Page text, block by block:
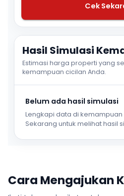
Cek
Hasil Simulasi
Estimasi harga properti yang
kemampuan cicilan Anda.
Belum ada hasil simulasi
Lengkapi data di kemampuan
Sekarang untuk melihat hasil
Cara Mengajukan